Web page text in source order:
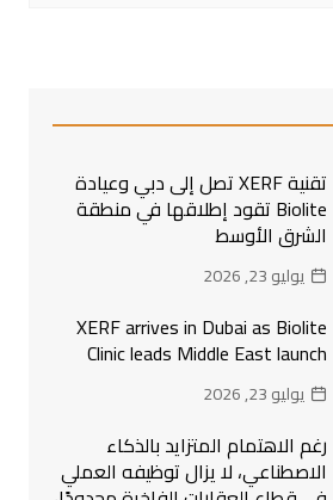
تقنية XERF تصل إلى دبي وعيادة
Biolite تقود إطلاقها في منطقة
الشرق الأوسط
يوليو 23, 2026
XERF arrives in Dubai as Biolite
Clinic leads Middle East launch
يوليو 23, 2026
رغم الاهتمام المتزايد بالذكاء
الاصطناعي، لا يزال توظيفه العملي